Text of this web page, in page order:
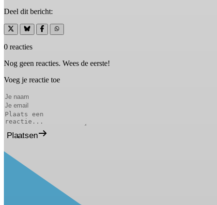
Deel dit bericht:
0 reacties
Nog geen reacties. Wees de eerste!
Voeg je reactie toe
Plaatsen